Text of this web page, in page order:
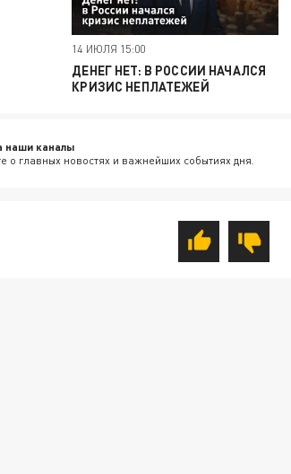
14 ИЮЛЯ 15:00
ДЕНЕГ НЕТ: В РОССИИ НАЧАЛСЯ
КРИЗИС НЕПЛАТЕЖЕЙ
наши каналы
о главных новостях и важнейших событиях дня.